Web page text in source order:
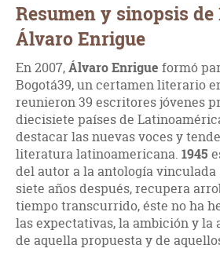
Resumen y sinopsis de
Álvaro Enrigue
En 2007,Álvaro Enrigue formó
Bogotá39, un certamen literario
reunieron 39 escritores jóvenes
diecisiete países de
destacar las nuevas voces y
literatura latinoamericana. 1945
del autor a la antología vinculada
siete años después, recupera
tiempo transcurrido, éste no ha
las expectativas, la ambición y la
de aquella propuesta y de